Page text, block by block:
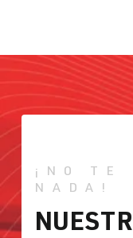
¡NO TE
NADA!